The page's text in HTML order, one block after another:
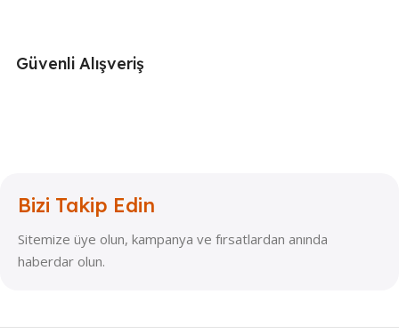
Güvenli Alışveriş
Bizi Takip Edin
Sitemize üye olun, kampanya ve fırsatlardan anında
haberdar olun.